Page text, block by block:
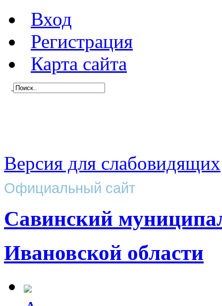
Вход
Регистрация
Карта сайта
Версия для слабовидящих
Официальный сайт
Савинский
Ивановской области